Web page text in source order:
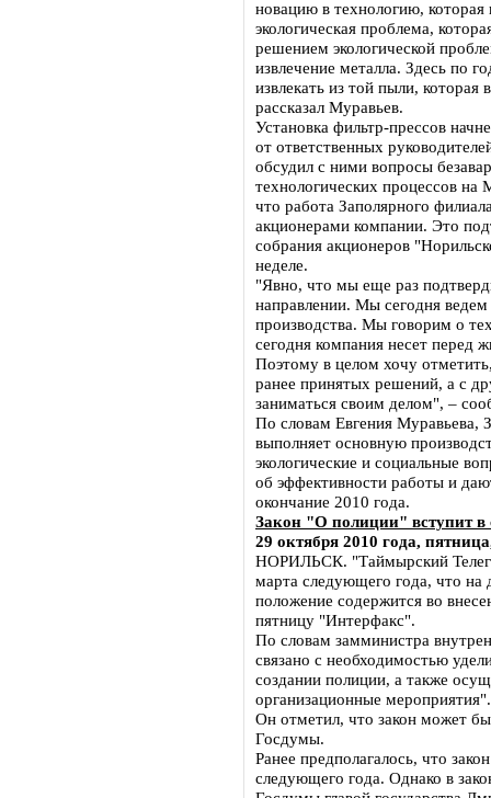
новацию в технологию, которая
экологическая проблема,
решением экологической
извлечение металла. Здесь по
извлекать из той пыли,
рассказал Муравьев.
Установка фильтр-прессов
от ответственных
обсудил с ними вопросы
технологических процессов
что работа Заполярного
акционерами компании. Это
собрания акционеров
неделе.
"Явно, что мы еще раз
направлении. Мы сегодня
производства. Мы говорим о
сегодня компания несет перед
Поэтому в целом хочу
ранее принятых решений, а с
заниматься своим делом", –
По словам Евгения Муравьева,
выполняет основную
экологические и социальные
об эффективности работы и
окончание 2010 года.
Закон "О полиции" вступит в
29 октября 2010 года,
НОРИЛЬСК. "Таймырский
марта следующего года, что на
положение содержится во
пятницу "Интерфакс".
По словам замминистра
связано с необходимостью
создании полиции, а также
организационные мероприятия".
Он отметил, что закон может
Госдумы.
Ранее предполагалось, что
следующего года. Однако в